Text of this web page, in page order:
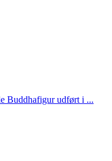
Buddhafigur udført i ...